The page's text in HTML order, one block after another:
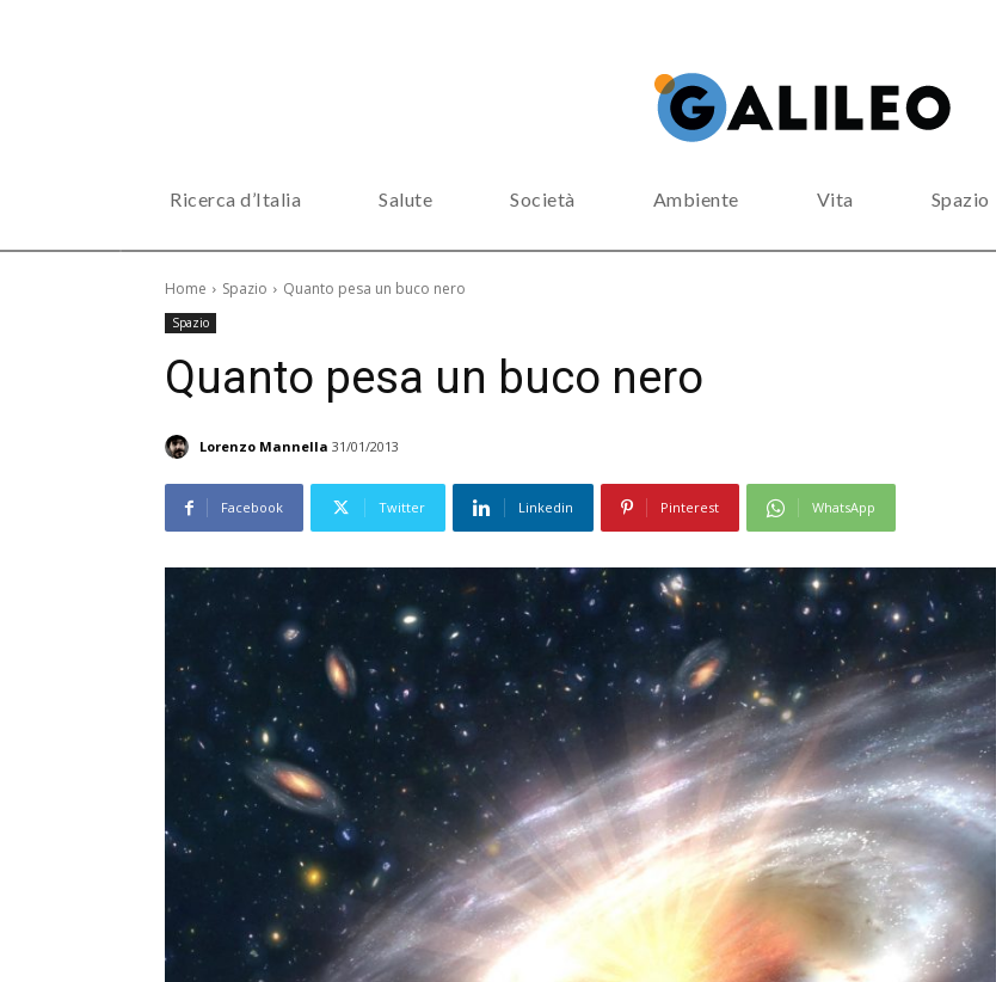
Ricerca d’Italia Salute Società Ambiente Vita Spazio
Home Spazio Quanto pesa un buco nero
Spazio
Quanto pesa un buco nero
Lorenzo Mannella 31/01/2013
Facebook Twitter Linkedin Pinterest WhatsApp